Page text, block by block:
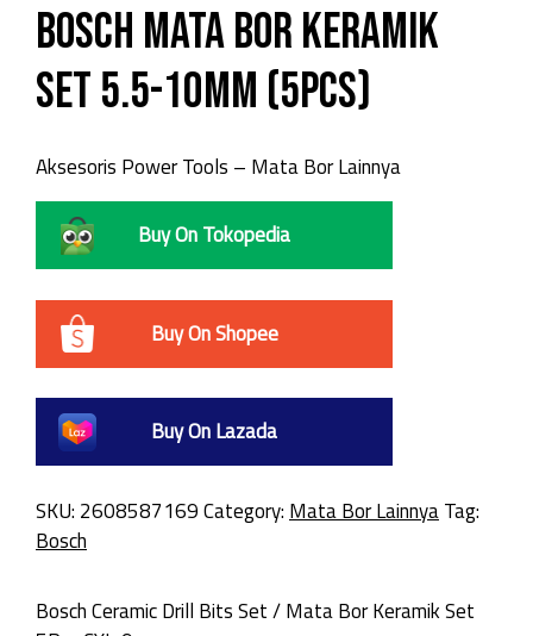
Bosch Mata bor keramik
set 5.5-10mm (5pcs)
Aksesoris Power Tools – Mata Bor Lainnya
Buy On Tokopedia
Buy On Shopee
Buy On Lazada
SKU: 2608587169Category: Mata Bor LainnyaTag:
Bosch
Bosch Ceramic Drill Bits Set / Mata Bor Keramik Set